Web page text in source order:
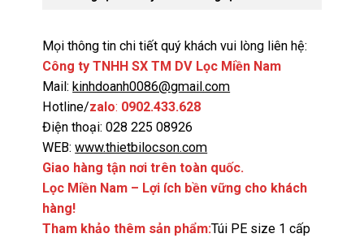
Mọi thông tin chi tiết quý khách vui lòng liên hệ:
Công ty TNHH SX TM DV Lọc Miền Nam
Mail: kinhdoanh0086@gmail.com
Hotline/zalo: 0902.433.628
Điện thoại: 028 225 08926
WEB:www.thietbilocson.com
Giao hàng tận nơi trên toàn quốc.
Lọc Miền Nam – Lợi ích bền vững cho khách
hàng!
Tham khảo thêm sản phẩm:Túi PE size 1 cấp